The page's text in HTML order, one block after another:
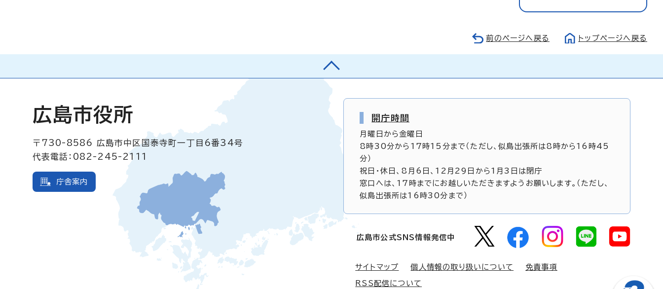
前のページへ戻る トップページへ戻る
広島市役所
〒730-8586
広島市中区国泰寺町一丁目6番34号
代表電話：082-245-2111
庁舎案内
開庁時間
月曜日から金曜日
8時30分から17時15分まで（ただし、似島出張所は8時から16時45
分）
祝日・休日、8月6日、12月29日から1月3日は閉庁
窓口へは、17時までにお越しいただきますようお願いします。（ただし、
似島出張所は16時30分まで）
広島市公式SNS情報発信中
サイトマップ 個人情報の取り扱いについて 免責事項
RSS配信について